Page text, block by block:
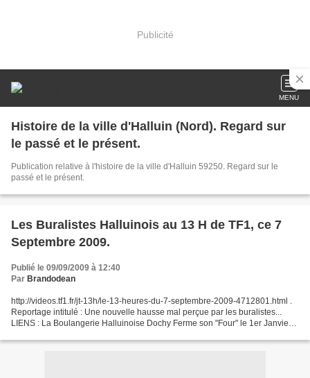
Publicité
MENU
Histoire de la ville d'Halluin (Nord). Regard sur
le passé et le présent.
Publication relative à l'histoire de la ville d'Halluin 59250. Regard sur le
passé et le présent.
Les Buralistes Halluinois au 13 H de TF1, ce 7
Septembre 2009.
Publié le 09/09/2009 à 12:40
Par Brandodean
http://videos.tf1.fr/jt-13h/le-13-heures-du-7-septembre-2009-4712801.html .
Reportage intitulé : Une nouvelle hausse mal perçue par les buralistes...
LIENS : La Boulangerie Halluinoise Dochy Ferme son "Four" le 1er Janvier